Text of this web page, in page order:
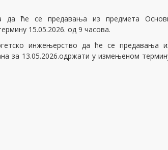
инжењерство - 2026
Машинско инжењерство - 2026
да ће се предавања из предмета
15.05.2026. од 9 часова.
инжењерство да ће се предавања
за 13.05.2026.одржати у измењеном